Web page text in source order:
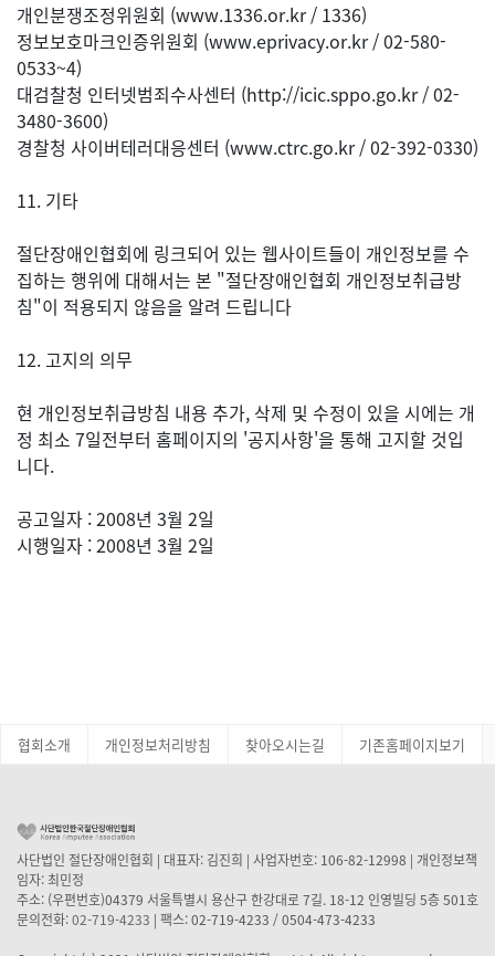
개인분쟁조정위원회 (www.1336.or.kr / 1336)
정보보호마크인증위원회 (www.eprivacy.or.kr / 02-580-
0533~4)
대검찰청 인터넷범죄수사센터 (http://icic.sppo.go.kr / 02-
3480-3600)
경찰청 사이버테러대응센터 (www.ctrc.go.kr / 02-392-0330)
11. 기타
절단장애인협회에 링크되어 있는 웹사이트들이 개인정보를 수
집하는 행위에 대해서는 본 "절단장애인협회 개인정보취급방
침"이 적용되지 않음을 알려 드립니다
12. 고지의 의무
현 개인정보취급방침 내용 추가, 삭제 및 수정이 있을 시에는 개
정 최소 7일전부터 홈페이지의 '공지사항'을 통해 고지할 것입
니다.
공고일자 : 2008년 3월 2일
시행일자 : 2008년 3월 2일
협회소개 개인정보처리방침 찾아오시는길 기존홈페이지보기
사단법인 절단장애인협회 | 대표자: 김진희 | 사업자번호: 106-82-12998 | 개인정보책
임자: 최민정
주소: (우편번호)04379 서울특별시 용산구 한강대로 7길. 18-12 인영빌딩 5층 501호
문의전화:02-719-4233 | 팩스: 02-719-4233 / 0504-473-4233